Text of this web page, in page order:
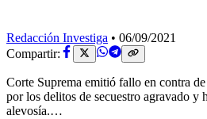
Redacción Investiga • 06/09/2021
Compartir:
Corte Suprema emitió fallo en contra
por los delitos de secuestro agravado
alevosía.…